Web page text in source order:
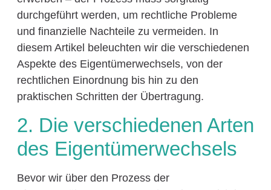
durchgeführt werden, um rechtliche Probleme
und finanzielle Nachteile zu vermeiden. In
diesem Artikel beleuchten wir die verschiedenen
Aspekte des Eigentümerwechsels, von der
rechtlichen Einordnung bis hin zu den
praktischen Schritten der Übertragung.
2. Die verschiedenen Arten
des Eigentümerwechsels
Bevor wir über den Prozess der